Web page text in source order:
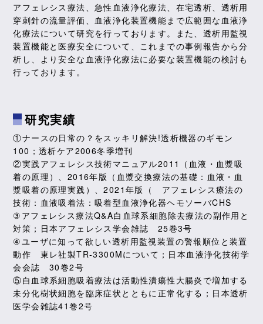
アフェレシス療法、急性血液浄化療法、在宅透析、透析用
穿刺針の流量評価、血液浄化装置機能まで広範囲な血液浄
化療法について研究を行っております。また、透析用監視
装置機能と医療安全について、これまでの事例報告から分
析し、より安全な血液浄化療法に必要な装置機能の検討も
行っております。
研究実績
①ナースの日常の？をスッキリ解決!透析機器のギモン
100；透析ケア2006冬季増刊
②実践アフェレシス技術マニュアル2011（血液・血漿吸
着の原理）、2016年版（血漿交換療法の基礎：血液・血
漿吸着の原理実践）、2021年版（ アフェレシス療法の
技術：血液吸着法：吸着型血液浄化器ヘモソーバCHS
③アフェレシス療法Q&A白血球系細胞除去療法の副作用と
対策；日本アフェレシス学会雑誌 25巻3号
④ユーザに知って欲しい透析用監視装置の警報順位と装置
動作 東レ社製TR-3300Mについて；日本血液浄化技術学
会会誌 30巻2号
⑤白血球系細胞吸着療法は活動性潰瘍性大腸炎で増加する
未分化樹状細胞を臨床症状とともに正常化する；日本透析
医学会雑誌41巻2号